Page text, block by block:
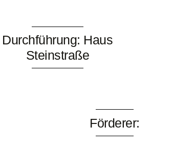
Durchführung: Haus
Steinstraße
Förderer: